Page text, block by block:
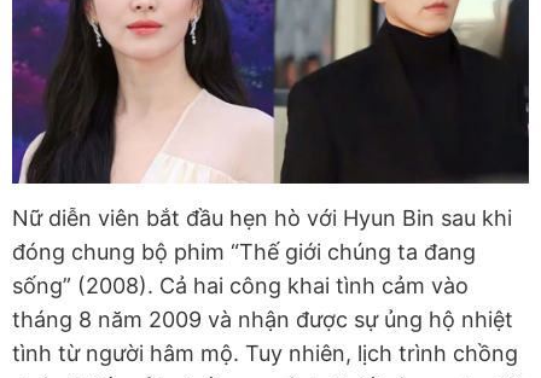
Nữ diễn viên bắt đầu hẹn hò với Hyun Bin sau khi
đóng chung bộ phim “Thế giới chúng ta đang
sống” (2008). Cả hai công khai tình cảm vào
tháng 8 năm 2009 và nhận được sự ủng hộ nhiệt
tình từ người hâm mộ. Tuy nhiên, lịch trình chồng